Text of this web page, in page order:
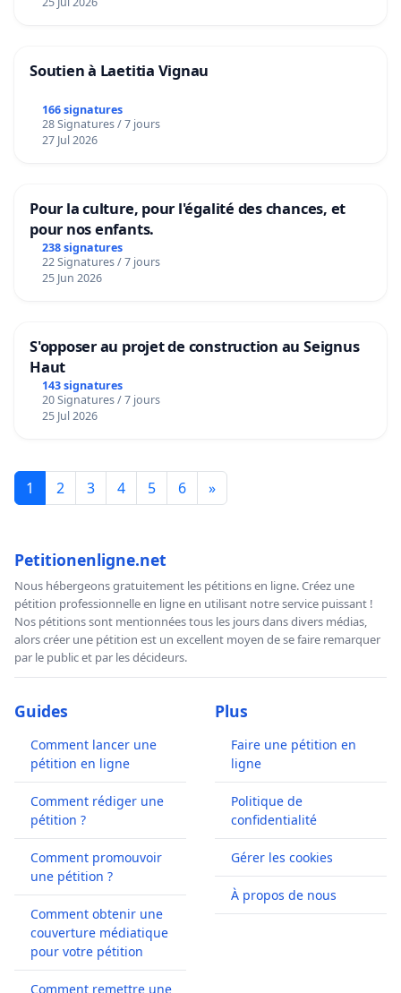
Soutien à Laetitia Vignau
166 signatures
28 Signatures / 7 jours
27 Jul 2026
Pour la culture, pour l'égalité des chances, et
pour nos enfants.
238 signatures
22 Signatures / 7 jours
25 Jun 2026
S'opposer au projet de construction au Seignus
Haut
143 signatures
20 Signatures / 7 jours
25 Jul 2026
1 2 3 4 5 6 »
Petitionenligne.net
Nous hébergeons gratuitement les pétitions en ligne. Créez une
pétition professionnelle en ligne en utilisant notre service puissant !
Nos pétitions sont mentionnées tous les jours dans divers médias,
alors créer une pétition est un excellent moyen de se faire remarquer
par le public et par les décideurs.
Guides
Comment lancer une
pétition en ligne
Comment rédiger une
pétition ?
Comment promouvoir
une pétition ?
Comment obtenir une
couverture médiatique
pour votre pétition
Comment remettre une
Plus
Faire une pétition en
ligne
Politique de
confidentialité
Gérer les cookies
À propos de nous